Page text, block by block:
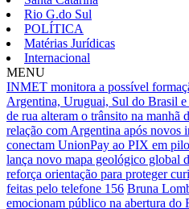
Rio G.do Sul
POLÍTICA
Matérias Jurídicas
Internacional
MENU
INMET monitora a possível
Argentina, Uruguai, Sul do Brasil
de rua alteram o trânsito na manhã
relação com Argentina após novos
conectam UnionPay ao PIX em
lança novo mapa geológico global
reforça orientação para proteger
feitas pelo telefone 156 Bruna
emocionam público na abertura do